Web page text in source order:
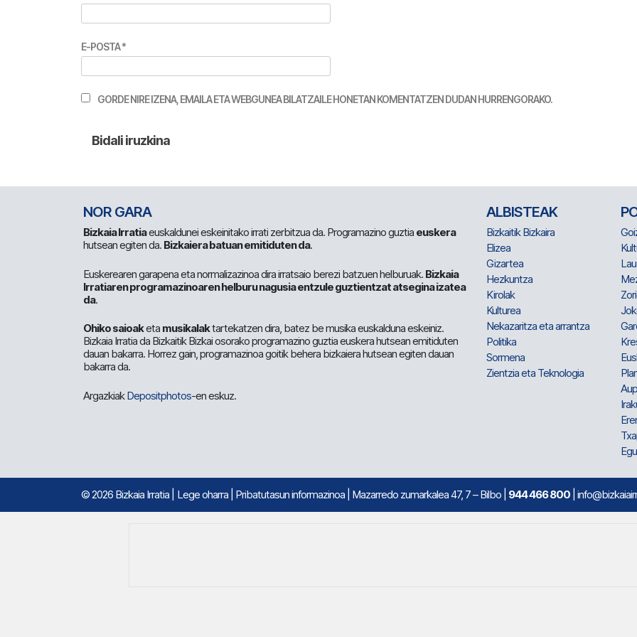
E-POSTA*
GORDE NIRE IZENA, EMAILA ETA WEBGUNEA BILATZAILE HONETAN KOMENTATZEN DUDAN HURRENGORAKO.
NOR GARA
Bizkaia Irratiaeuskaldunei eskeinitako irrati zerbitzua da. Programazino guztia euskera
hutsean egiten da. Bizkaiera batuan emitiduten da.
Euskerearen garapena eta normalizazinoa dira irratsaio berezi batzuen helburuak. Bizkaia
Irratiaren programazinoaren helburu nagusia entzule guztientzat atsegina izatea
da.
Ohiko saioaketa musikalaktartekatzen dira, batez be musika euskalduna eskeiniz.
Bizkaia Irratia da Bizkaitik Bizkai osorako programazino guztia euskera hutsean emitiduten
dauan bakarra. Horrez gain, programazinoa goitik behera bizkaiera hutsean egiten dauan
bakarra da.
ArgazkiakDepositphotos-en eskuz.
ALBISTEAK
Bizkaitik Bizkaira
Elizea
Gizartea
Hezkuntza
Kirolak
Kulturea
Nekazaritza eta arrantza
Politika
Sormena
Zientzia eta Teknologia
© 2026 Bizkaia Irratia Lege oharra Pribatutasun informazinoa | Mazarredo zumarkalea 47, 7 – Bilbo | 944 466 800 |